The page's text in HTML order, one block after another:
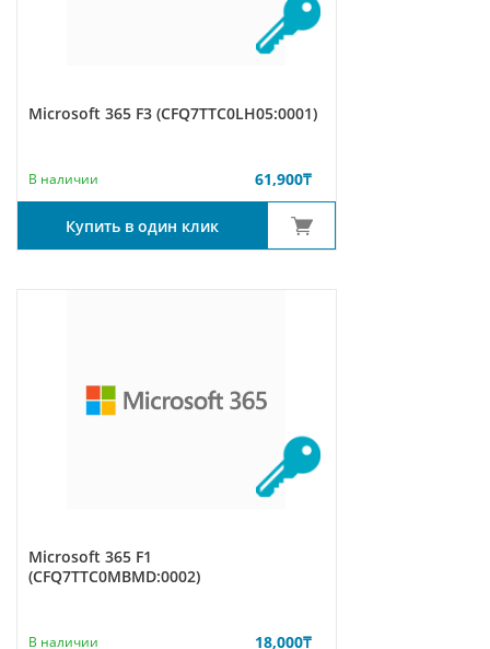
Microsoft 365 F3 (CFQ7TTC0LH05:0001)
В наличии 61,900₸
Купить в один клик
Microsoft 365 F1
(CFQ7TTC0MBMD:0002)
В наличии 18,000₸